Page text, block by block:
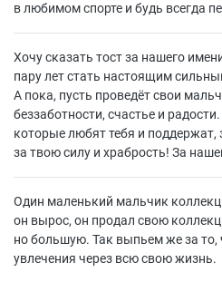
в любимом спорте и будь всегда
Хочу сказать тост за нашего
пару лет стать настоящим
А пока, пусть проведёт свои
беззаботности, счастье и
которые любят тебя и поддержат,
за твою силу и храбрость! За
Один маленький мальчик
он вырос, он продал свою
но большую. Так выпьем же за то,
увлечения через всю свою жизнь.